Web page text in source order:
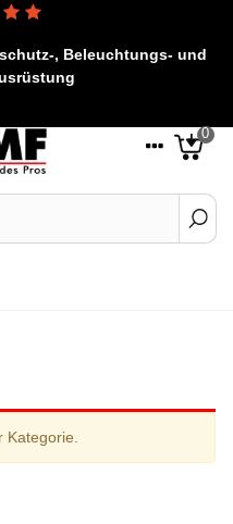
, Beleuchtungs- und
0